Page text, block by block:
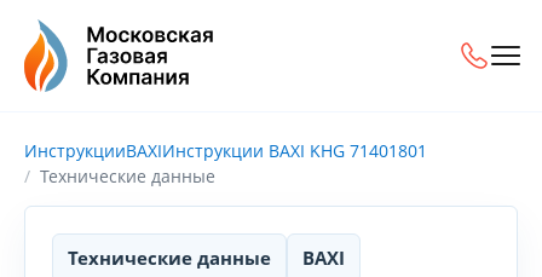
ИнструкцииBAXIИнструкции BAXI KHG 71401801
Технические данные
Технические данные BAXI